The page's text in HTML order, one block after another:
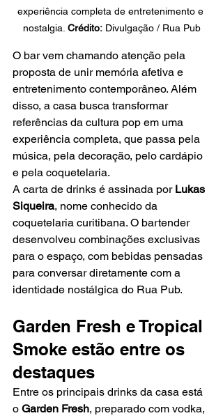
experiência completa de entretenimento e
nostalgia. Crédito: Divulgação / Rua Pub
O bar vem chamando atenção pela
proposta de unir memória afetiva e
entretenimento contemporâneo. Além
disso, a casa busca transformar
referências da cultura pop em uma
experiência completa, que passa pela
música, pela decoração, pelo cardápio
e pela coquetelaria.
A carta de drinks é assinada por Lukas
Siqueira, nome conhecido da
coquetelaria curitibana. O bartender
desenvolveu combinações exclusivas
para o espaço, com bebidas pensadas
para conversar diretamente com a
identidade nostálgica do Rua Pub.
Garden Fresh e Tropical
Smoke estão entre os
destaques
Entre os principais drinks da casa está
o Garden Fresh, preparado com vodka,